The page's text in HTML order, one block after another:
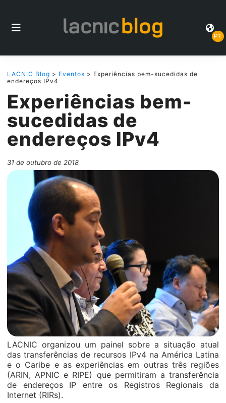
PT
LACNIC Blog > Eventos > Experiências bem-sucedidas de
endereços IPv4
Experiências bem-
sucedidas de
endereços IPv4
31 de outubro de 2018
LACNIC organizou um painel sobre a situação atual
das transferências de recursos IPv4 na América Latina
e o Caribe e as experiências em outras três regiões
(ARIN, APNIC e RIPE) que permitiram a transferência
de endereços IP entre os Registros Regionais da
Internet (RIRs).